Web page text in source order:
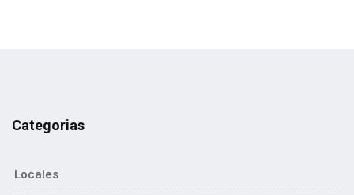
Categorias
Locales